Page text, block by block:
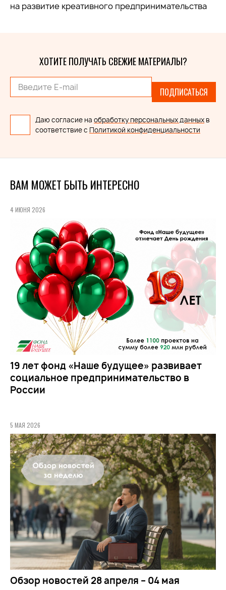
на развитие креативного предпринимательства
ХОТИТЕ ПОЛУЧАТЬ СВЕЖИЕ МАТЕРИАЛЫ?
ПОДПИСАТЬСЯ
Даю согласие на обработку персональных данных в
соответствие с Политикой конфиденциальности
ВАМ МОЖЕТ БЫТЬ ИНТЕРЕСНО
4 ИЮНЯ 2026
19 лет фонд «Наше будущее» развивает
социальное предпринимательство в
России
5 МАЯ 2026
Обзор новостей 28 апреля – 04 мая